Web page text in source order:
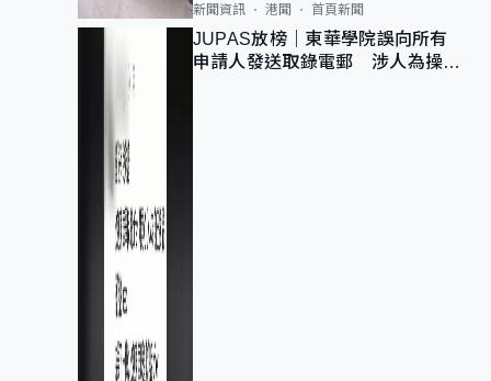
新聞資訊 港聞 首頁新聞
JUPAS放榜｜東華學院誤向所有
申請人發送取錄電郵 涉人為操作